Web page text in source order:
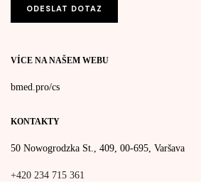
VÍCE NA NAŠEM WEBU
bmed.pro/cs
KONTAKTY
50 Nowogrodzka St., 409, 00-695, Varšava
+420 234 715 361